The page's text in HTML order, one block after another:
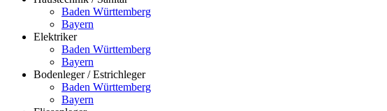
Baden Württemberg
Bayern
Elektriker
Baden Württemberg
Bayern
Bodenleger / Estrichleger
Baden Württemberg
Bayern